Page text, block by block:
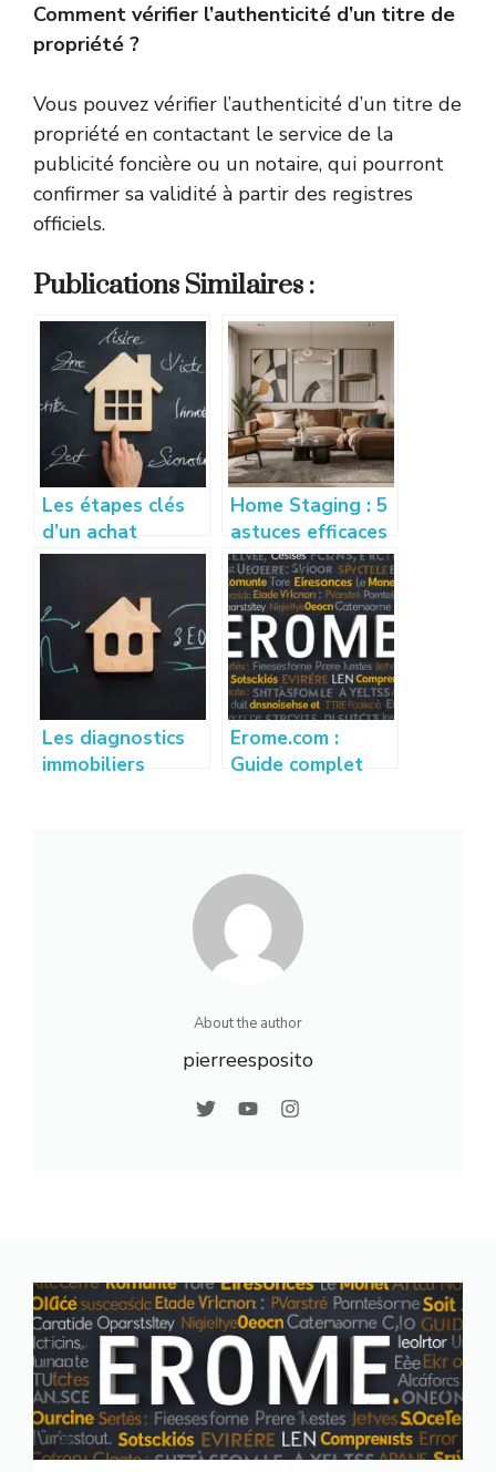
Comment vérifier l’authenticité d’un titre de
propriété ?
Vous pouvez vérifier l’authenticité d’un titre de
propriété en contactant le service de la
publicité foncière ou un notaire, qui pourront
confirmer sa validité à partir des registres
officiels.
Publications Similaires :
Les étapes clés
d’un achat
immobilier : de la
signature
Home Staging : 5
astuces efficaces
pour vendre son
appartement
rapidement
Les diagnostics
immobiliers
Erome.com :
Guide complet
About the author
pierreesposito